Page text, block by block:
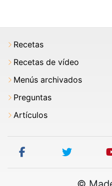
Recetas
Recetas de vídeo
Menús archivados
Preguntas
Artículos
facebook twitter